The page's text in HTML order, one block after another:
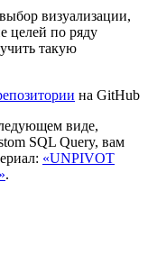
визуализации,
целей по ряду
такую
на GitHub
виде,
SQL Query, вам
«UNPIVOT
».